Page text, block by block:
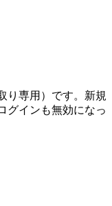
り専用）です。新規
グインも無効になっ